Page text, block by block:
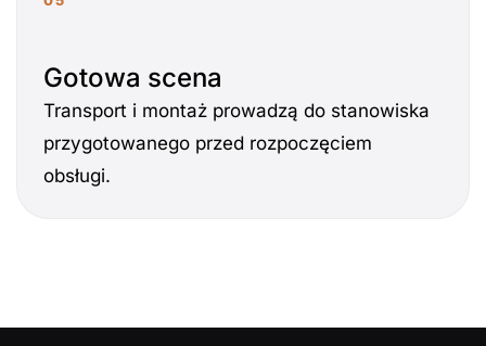
Gotowa scena
Transport i montaż prowadzą do stanowiska
przygotowanego przed rozpoczęciem
obsługi.